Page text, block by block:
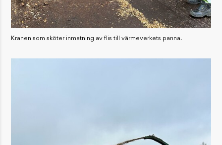
Kranen som sköter inmatning av flis till värmeverkets panna.